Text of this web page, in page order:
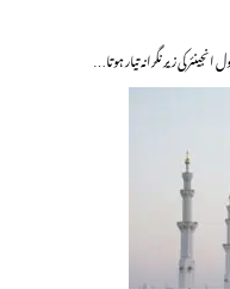
کی زیر نگرانہ تیار ہوتا…